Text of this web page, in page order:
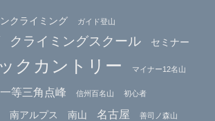
クライミング ガイド登山
クライミングスクール セミナー
クカントリー マイナー12名山
一等三角点峰 信州百名山 初心者
南アルプス 南山 名古屋 善司ノ森山